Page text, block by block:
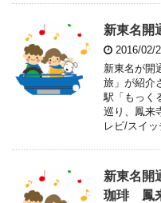
新東名開
2016/02/
新東名が開
旅」が紹介
駅「もっく
巡り、鳳来
レビ/スイッ
新東名開
珈琲 鳳